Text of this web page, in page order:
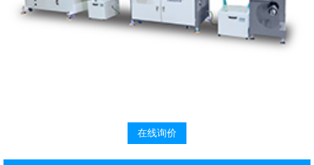
在线询价